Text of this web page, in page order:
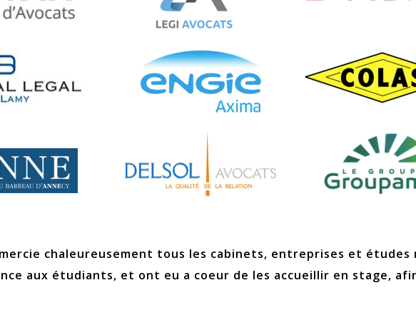
chaleureusement tous les cabinets, entreprises et
aux étudiants, et ont eu a coeur de les accueillir en stage,